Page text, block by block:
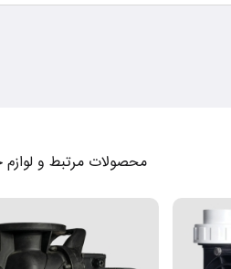
محصولات مرتبط و لوازم